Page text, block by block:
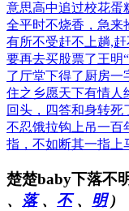
意思高中追过校花蛋
全平时不烧香，急来
有所不受赶不上趟,
要再去买股票了王明
了厅堂下得了厨房一
住之乡愿天下有情人
回头，四答和身转死
不忍饿拉钩上吊一百
指，不如断其一指
楚楚baby下落不
、 落、 不、 明)